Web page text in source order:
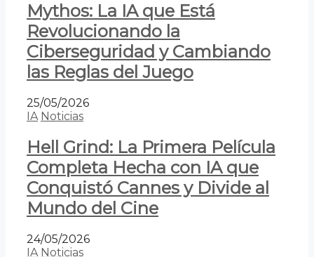
Mythos: La IA que Está
Revolucionando la
Ciberseguridad y Cambiando
las Reglas del Juego
25/05/2026
IA Noticias
Hell Grind: La Primera Película
Completa Hecha con IA que
Conquistó Cannes y Divide al
Mundo del Cine
24/05/2026
IA Noticias